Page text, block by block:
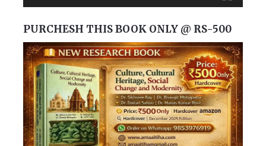
PURCHESH THIS BOOK ONLY @ RS-500